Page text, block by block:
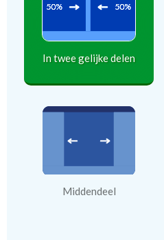
In twee gelijke delen
Middendeel